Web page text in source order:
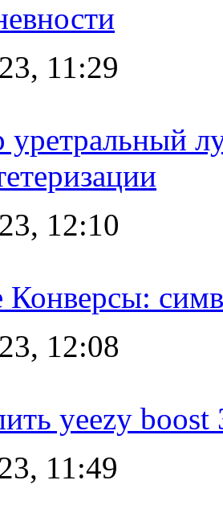
11:29
уретральный
12:10
12:08
yeezy boost
11:49